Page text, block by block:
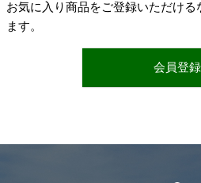
お気に入り商品をご登録いただける
ます。
会員登録